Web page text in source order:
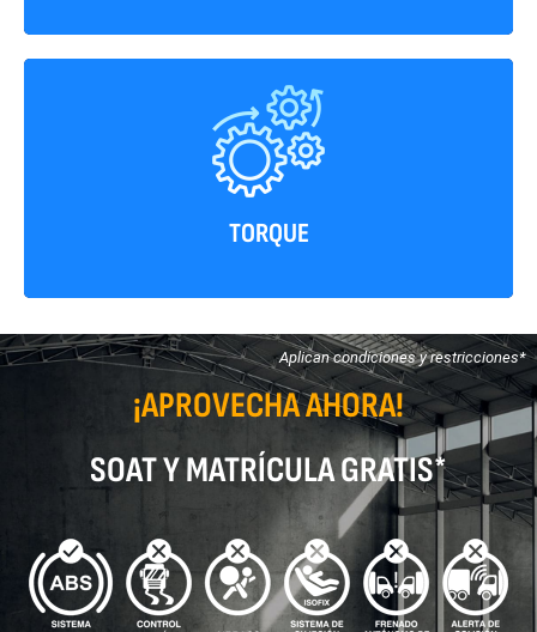
TORQUE
314 Nm
Aplican condiciones y restricciones*
¡APROVECHA AHORA!
SOAT Y MATRÍCULA GRATIS*